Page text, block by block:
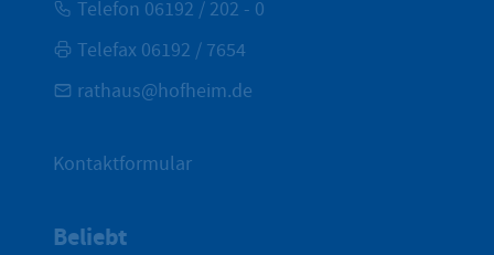
Telefon 06192 / 202 - 0
Telefax 06192 / 7654
rathaus@hofheim.de
Kontaktformular
Beliebt